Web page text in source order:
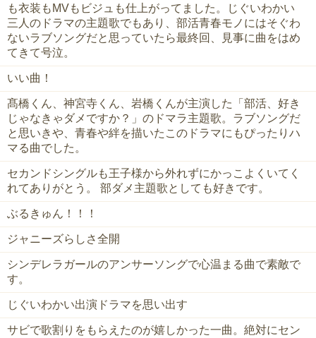
も衣装もMVもビジュも仕上がってました。じぐいわかい
三人のドラマの主題歌でもあり、部活青春モノにはそぐわ
ないラブソングだと思っていたら最終回、見事に曲をはめ
てきて号泣。
いい曲！
髙橋くん、神宮寺くん、岩橋くんが主演した「部活、好き
じゃなきゃダメですか？」のドマラ主題歌。ラブソングだ
と思いきや、青春や絆を描いたこのドラマにもぴったりハ
マる曲でした。
セカンドシングルも王子様から外れずにかっこよくいてく
れてありがとう。 部ダメ主題歌としても好きです。
ぶるきゅん！！！
ジャニーズらしさ全開
シンデレラガールのアンサーソングで心温まる曲で素敵で
す。
じぐいわかい出演ドラマを思い出す
サビで歌割りをもらえたのが嬉しかった一曲。絶対にセン